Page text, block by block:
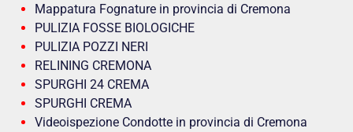
Mappatura Fognature in provincia di Cremona
PULIZIA FOSSE BIOLOGICHE
PULIZIA POZZI NERI
RELINING CREMONA
SPURGHI 24 CREMA
SPURGHI CREMA
Videoispezione Condotte in provincia di Cremona